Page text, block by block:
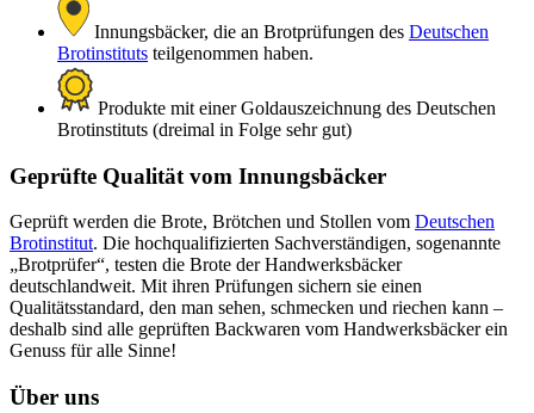
Innungsbäcker, die an Brotprüfungen des Deutschen
Brotinstituts teilgenommen haben.
Produkte mit einer Goldauszeichnung des Deutschen
Brotinstituts (dreimal in Folge sehr gut)
Geprüfte Qualität vom Innungsbäcker
Geprüft werden die Brote, Brötchen und Stollen vom Deutschen
Brotinstitut. Die hochqualifizierten Sachverständigen, sogenannte
„Brotprüfer“, testen die Brote der Handwerksbäcker
deutschlandweit. Mit ihren Prüfungen sichern sie einen
Qualitätsstandard, den man sehen, schmecken und riechen kann –
deshalb sind alle geprüften Backwaren vom Handwerksbäcker ein
Genuss für alle Sinne!
Über uns